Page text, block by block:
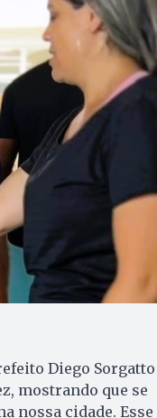
Diego Sorgatto
mostrando que se
nossa cidade. Esse